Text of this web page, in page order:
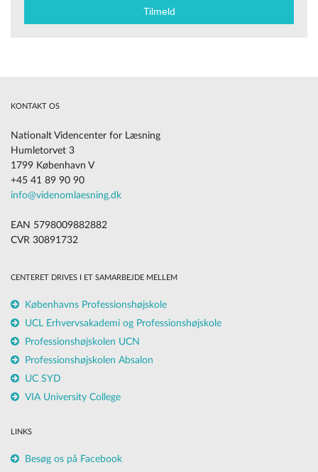
KONTAKT OS
Nationalt Videncenter for Læsning
Humletorvet 3
1799 København V
+45 41 89 90 90
info@videnomlaesning.dk
EAN 5798009882882
CVR 30891732
CENTERET DRIVES I ET SAMARBEJDE MELLEM
Københavns Professionshøjskole
UCL Erhvervsakademi og Professionshøjskole
Professionshøjskolen UCN
Professionshøjskolen Absalon
UC SYD
VIA University College
LINKS
Besøg os på Facebook